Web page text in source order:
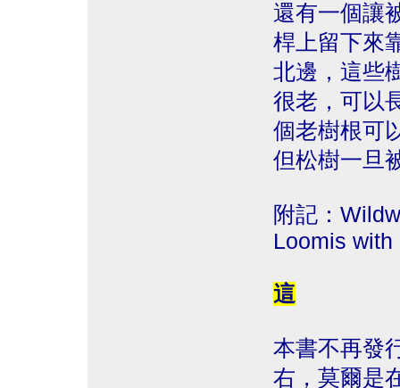
還有一個讓
桿上留下來
北邊，這些
很老，可以
個老樹根可
但松樹一旦
附記：
Loomis
這
本書不再發
右，莫爾是